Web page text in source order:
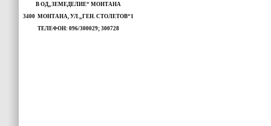
В ОД„ЗЕМЕДЕЛИЕ“ МОНТАНА
3400 МОНТАНА, УЛ.„ГЕН. СТОЛЕТОВ“1
ТЕЛЕФОН: 096/300029; 300728